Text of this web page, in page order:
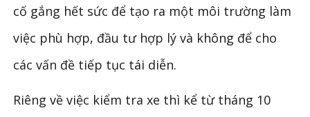
cố gắng hết sức để tạo ra một môi trường làm
việc phù hợp, đầu tư hợp lý và không để cho
các vấn đề tiếp tục tái diễn.
Riêng về việc kiểm tra xe thì kể từ tháng 10